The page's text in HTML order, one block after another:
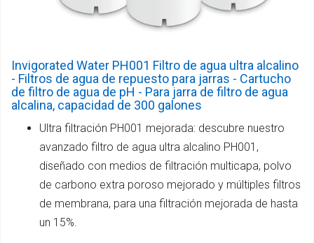
Invigorated Water PH001 Filtro de agua ultra alcalino
- Filtros de agua de repuesto para jarras - Cartucho
de filtro de agua de pH - Para jarra de filtro de agua
alcalina, capacidad de 300 galones
Ultra filtración PH001 mejorada: descubre nuestro
avanzado filtro de agua ultra alcalino PH001,
diseñado con medios de filtración multicapa, polvo
de carbono extra poroso mejorado y múltiples filtros
de membrana, para una filtración mejorada de hasta
un 15%.